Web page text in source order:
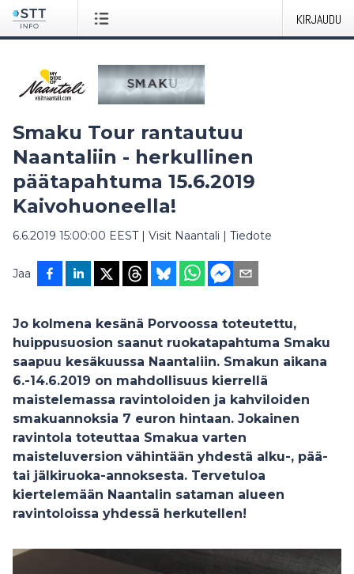
KIRJAUDU
Smaku Tour rantautuu
Naantaliin - herkullinen
päätapahtuma 15.6.2019
Kaivohuoneella!
6.6.2019 15:00:00 EEST| Visit Naantali | Tiedote
Jaa
Jo kolmena kesänä Porvoossa toteutettu,
huippusuosion saanut ruokatapahtuma Smaku
saapuu kesäkuussa Naantaliin. Smakun aikana
6.-14.6.2019 on mahdollisuus kierrellä
maistelemassa ravintoloiden ja kahviloiden
smakuannoksia 7 euron hintaan. Jokainen
ravintola toteuttaa Smakua varten
maisteluversion vähintään yhdestä alku-, pää-
tai jälkiruoka-annoksesta. Tervetuloa
kiertelemään Naantalin sataman alueen
ravintoloissa yhdessä herkutellen!